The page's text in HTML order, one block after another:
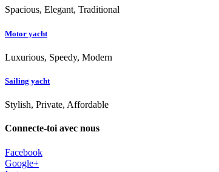
Spacious, Elegant, Traditional
Motor yacht
Luxurious, Speedy, Modern
Sailing yacht
Stylish, Private, Affordable
Connecte-toi avec nous
Facebook
Google+